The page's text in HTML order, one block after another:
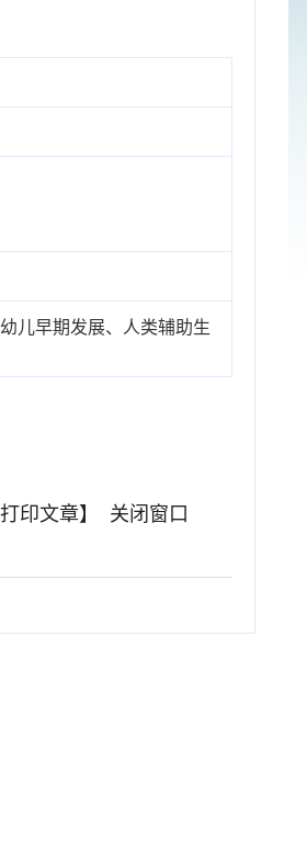
儿早期发展、人类辅助生
打印文章】 关闭窗口